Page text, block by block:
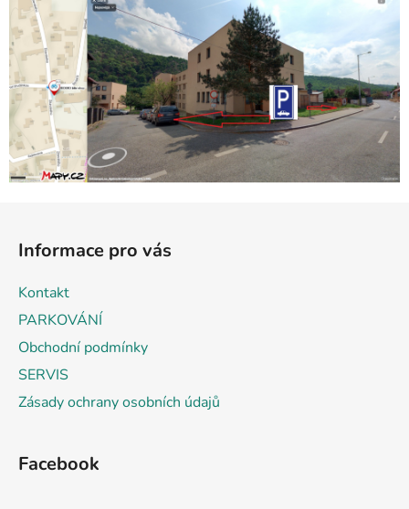
Informace pro vás
Kontakt
PARKOVÁNÍ
Obchodní podmínky
SERVIS
Zásady ochrany osobních údajů
Facebook